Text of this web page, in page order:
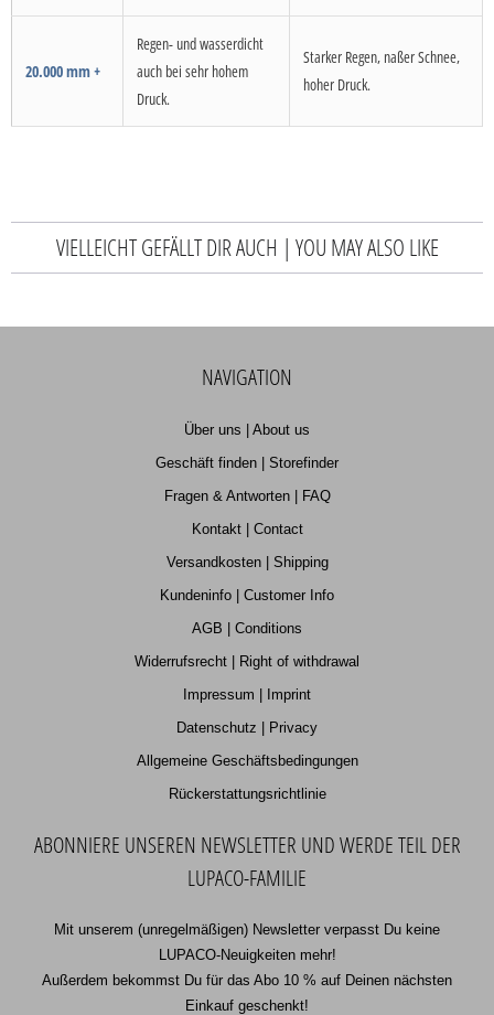
20.000 mm +
Regen- und wasserdicht
auch bei sehr hohem
Druck.
Starker Regen, naßer Schnee,
hoher Druck.
VIELLEICHT GEFÄLLT DIR AUCH | YOU MAY ALSO LIKE
NAVIGATION
Über uns | About us
Geschäft finden | Storefinder
Fragen & Antworten | FAQ
Kontakt | Contact
Versandkosten | Shipping
Kundeninfo | Customer Info
AGB | Conditions
Widerrufsrecht | Right of withdrawal
Impressum | Imprint
Datenschutz | Privacy
Allgemeine Geschäftsbedingungen
Rückerstattungsrichtlinie
ABONNIERE UNSEREN NEWSLETTER UND WERDE TEIL DER
LUPACO-FAMILIE
Mit unserem (unregelmäßigen) Newsletter verpasst Du keine
LUPACO-Neuigkeiten mehr!
Außerdem bekommst Du für das Abo 10 % auf Deinen nächsten
Einkauf geschenkt!